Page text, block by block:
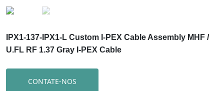
IPX1-137-IPX1-L Custom I-PEX Cable Assembly MHF /
U.FL RF 1.37 Gray I-PEX Cable
CONTATE-NOS